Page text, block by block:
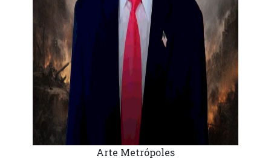
Arte Metrópoles